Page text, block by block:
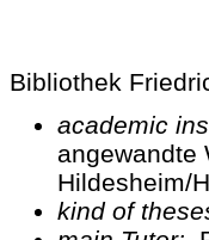
Bibliothek
academic
angewandte
Hildesheim/
kind of